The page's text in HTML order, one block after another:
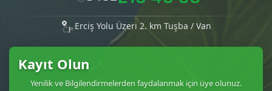
Erciş Yolu Üzeri 2. km Tuşba / Van
Kayıt Olun
Yenilik ve Bilgilendirmelerden faydalanmak için üye olunuz.